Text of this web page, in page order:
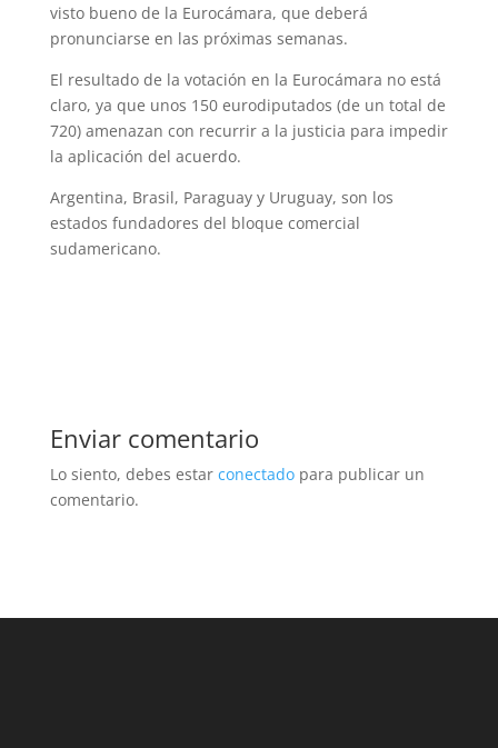
visto bueno de la Eurocámara, que deberá
pronunciarse en las próximas semanas.
El resultado de la votación en la Eurocámara no está
claro, ya que unos 150 eurodiputados (de un total de
720) amenazan con recurrir a la justicia para impedir
la aplicación del acuerdo.
Argentina, Brasil, Paraguay y Uruguay, son los
estados fundadores del bloque comercial
sudamericano.
Enviar comentario
Lo siento, debes estar conectadopara publicar un
comentario.